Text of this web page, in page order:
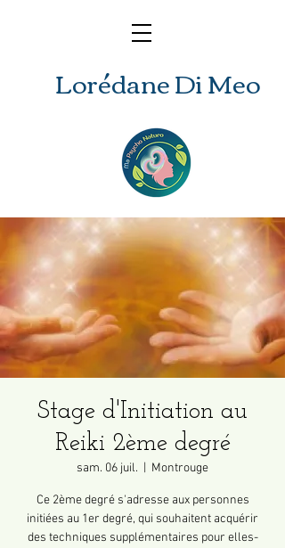
Lorédane Di Meo
Stage d'Initiation au
Reiki 2ème degré
sam. 06 juil. Montrouge
Ce 2ème degré s'adresse aux personnes
initiées au 1er degré, qui souhaitent acquérir
des techniques supplémentaires pour elles-